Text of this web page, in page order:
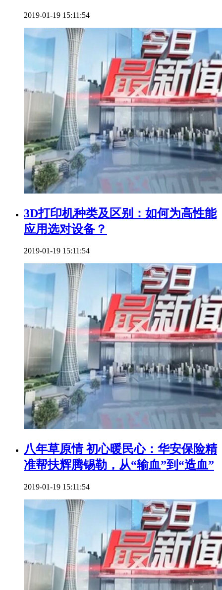
2019-01-19 15:11:54
3D打印机种类及区别：如何为高性能
应用选对设备？
2019-01-19 15:11:54
八年草原情 初心暖民心：华安保险精
准帮扶辉腾锡勒，从“输血”到“造血”
2019-01-19 15:11:54